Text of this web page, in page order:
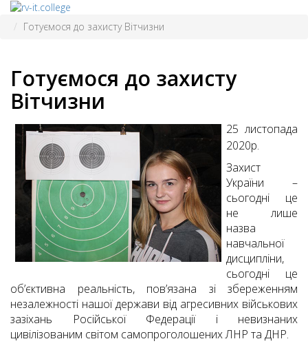
Готуємося до захисту Вітчизни
Готуємося до захисту
Вітчизни
25 листопада
2020р.
Захист
України –
сьогодні це
не лише
назва
навчальної
дисципліни,
сьогодні це
об’єктивна реальність, пов’язана зі збереженням
незалежності нашої держави від агресивних військових
зазіхань Російської Федерації і невизнаних
цивілізованим світом самопроголошених ЛНР та ДНР.